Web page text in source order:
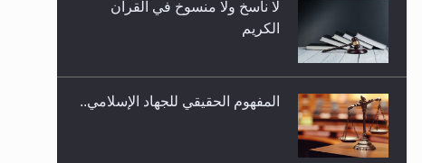
هل يجوز فتح مشروع كوافير نسائي
للمحجبات وغير المحجبات؟
لا ناسخ ولا منسوخ في القرآن
الكريم
المفهوم الحقيقي للجهاد الإسلامي..